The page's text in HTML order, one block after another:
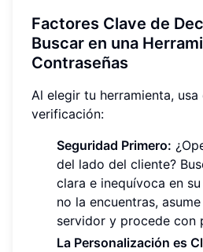
Factores Clave de
Buscar en una
Contraseñas
Al elegir tu herramienta,
verificación:
Seguridad Primero:
del lado del cliente?
clara e inequívoca en
no la encuentras,
servidor y procede con
La Personalización es